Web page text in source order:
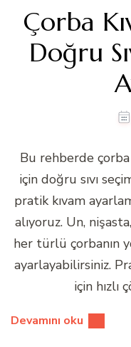
Çorba
Doğru
Bu rehberde çorba
için doğru sıvı
pratik kıvam
alıyoruz. Un,
her türlü çorbanın
ayarlayabilirsiniz.
için hızlı
Devamını oku